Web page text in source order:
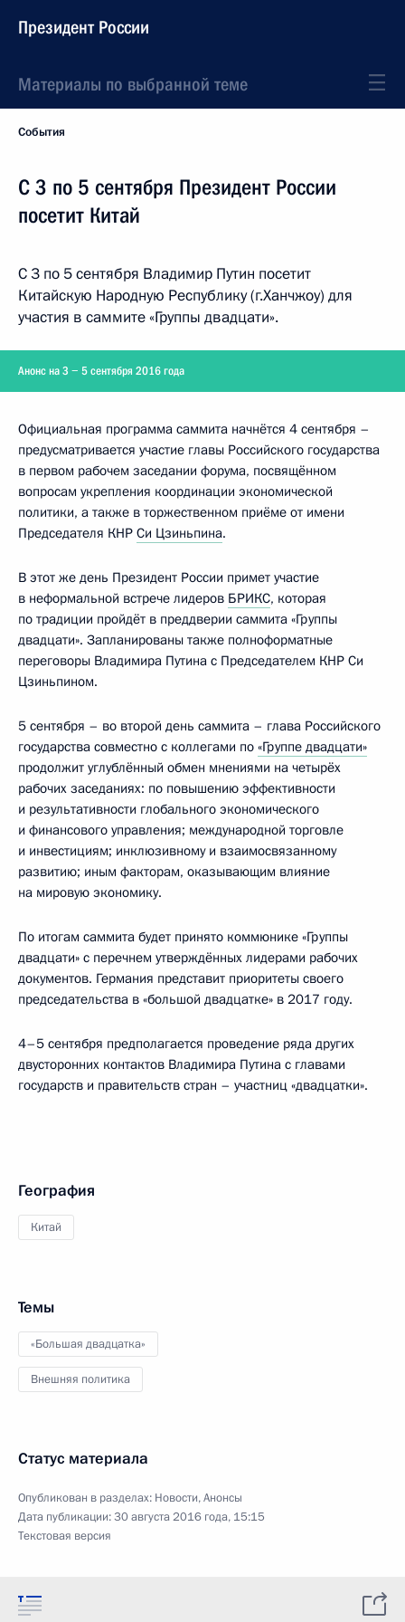
Президент России
Материалы по выбранной теме
События
С 3 по 5 сентября Президент России
посетит Китай
С 3 по 5 сентября Владимир Путин посетит
Китайскую Народную Республику (г.Ханчжоу) для
участия в саммите «Группы двадцати».
Анонс на 3 − 5 сентября 2016 года
Официальная программа саммита начнётся 4 сентября –
предусматривается участие главы Российского государства
в первом рабочем заседании форума, посвящённом
вопросам укрепления координации экономической
политики, а также в торжественном приёме от имени
Председателя КНР Си Цзиньпина.
В этот же день Президент России примет участие
в неформальной встрече лидеров БРИКС, которая
по традиции пройдёт в преддверии саммита «Группы
двадцати». Запланированы также полноформатные
переговоры Владимира Путина с Председателем КНР Си
Цзиньпином.
5 сентября – во второй день саммита – глава Российского
государства совместно с коллегами по «Группе двадцати»
продолжит углублённый обмен мнениями на четырёх
рабочих заседаниях: по повышению эффективности
и результативности глобального экономического
и финансового управления; международной торговле
и инвестициям; инклюзивному и взаимосвязанному
развитию; иным факторам, оказывающим влияние
на мировую экономику.
По итогам саммита будет принято коммюнике «Группы
двадцати» с перечнем утверждённых лидерами рабочих
документов. Германия представит приоритеты своего
председательства в «большой двадцатке» в 2017 году.
4–5 сентября предполагается проведение ряда других
двусторонних контактов Владимира Путина с главами
государств и правительств стран – участниц «двадцатки».
География
Китай
Темы
«Большая двадцатка»
Внешняя политика
Статус материала
Опубликован в разделах: Новости,Анонсы
Дата публикации:30 августа 2016 года, 15:15
Текстовая версия